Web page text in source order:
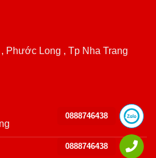
Phước Long , Tp Nha Trang
0888746438
0888746438